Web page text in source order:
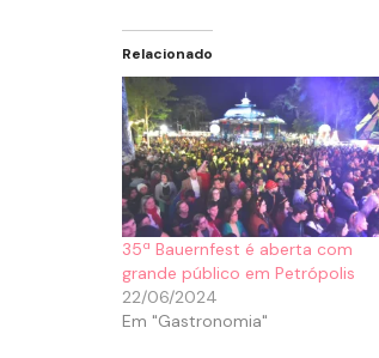
Relacionado
35ª Bauernfest é aberta com
grande público em Petrópolis
22/06/2024
Em "Gastronomia"